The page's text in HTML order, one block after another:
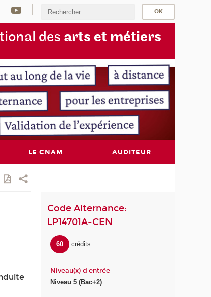
tional des arts et métiers
LE CNAM AUDITEUR
Code Alternance:
LP14701A-CEN
60 crédits
Niveau(x) d'entrée
Niveau 5 (Bac+2)